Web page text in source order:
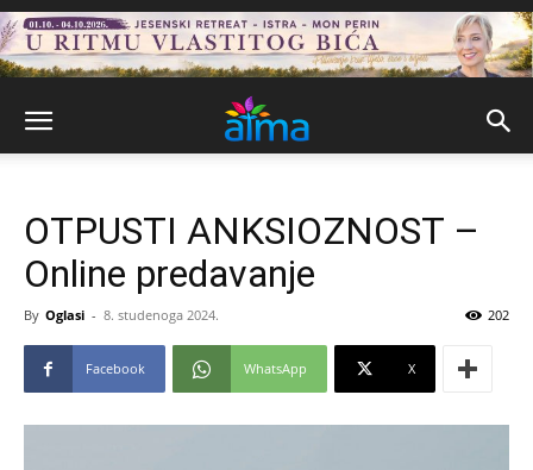
OTPUSTI ANKSIOZNOST –
Online predavanje
By Oglasi - 8. studenoga 2024. 202
Facebook WhatsApp X